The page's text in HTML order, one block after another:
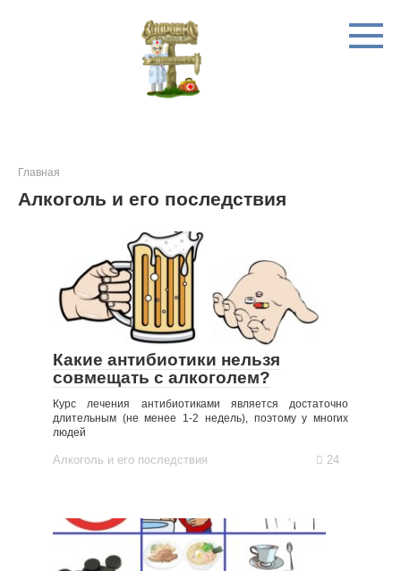
Главная
Алкоголь и его последствия
Какие антибиотики нельзя
совмещать с алкоголем?
Курс лечения антибиотиками является достаточно
длительным (не менее 1-2 недель), поэтому у многих
людей
Алкоголь и его последствия 24